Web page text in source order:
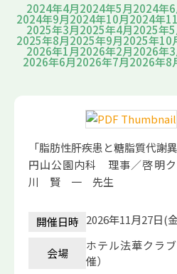
2024年4月2024年5月2024年6
2024年9月2024年10月2024年
2025年3月2025年4月2025年
2025年8月2025年9月2025年10
2026年1月2026年2月2026年3
2026年6月2026年7月2026年8
「脂肪性肝疾患と糖脂質代謝
円山公園内科 理事／啓
川 賢 一 先生
開催日時 2026年11月27日(
会場
ホテル法華クラ
催）